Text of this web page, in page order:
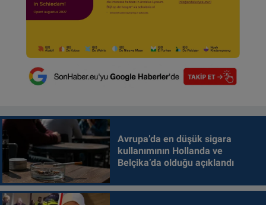
Avrupa’da en düşük sigara
kullanımının Hollanda ve
Belçika’da olduğu açıklandı